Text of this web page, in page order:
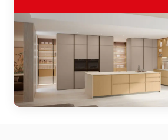
parce qu’ils sont
grande famille, et cela se
première rencontre. Ils
acceptée, écoutée, et
durant toutes les phases
conseille vivement à
train de penser à rénover